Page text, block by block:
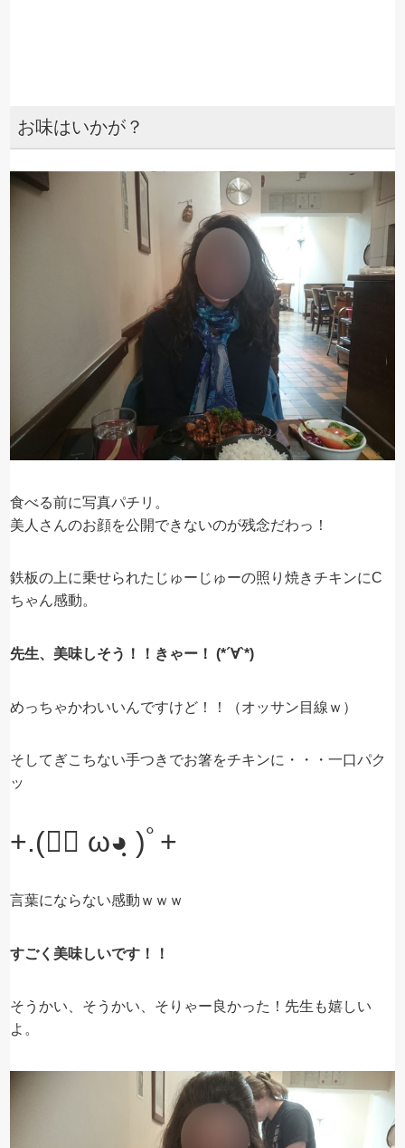
お味はいかが？
食べる前に写真パチリ。
美人さんのお顔を公開できないのが残念だわっ！
鉄板の上に乗せられたじゅーじゅーの照り焼きチキンにC
ちゃん感動。
先生、美味しそう！！きゃー！ (*´∀`*)
めっちゃかわいいんですけど！！（オッサン目線ｗ）
そしてぎこちない手つきでお箸をチキンに・・・一口パク
ッ
+.(◕ฺ ω◕ฺ )ﾟ+
言葉にならない感動ｗｗｗ
すごく美味しいです！！
そうかい、そうかい、そりゃー良かった！先生も嬉しい
よ。